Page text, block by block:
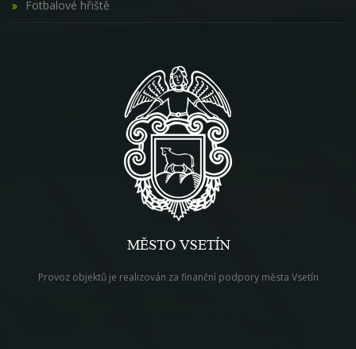
Fotbalové hřiště
Provoz objektů je realizován za finanční podpory města Vsetín